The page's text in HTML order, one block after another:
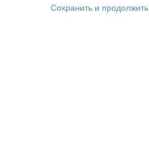
Сохранить и продолжить